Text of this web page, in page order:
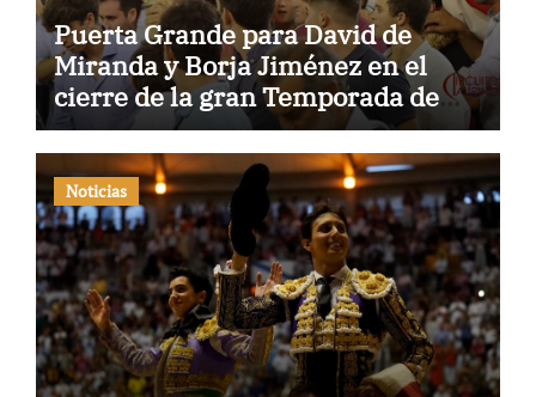
Puerta Grande para David de
Miranda y Borja Jiménez en el
cierre de la gran Temporada de
Verano de El Puerto
Noticias